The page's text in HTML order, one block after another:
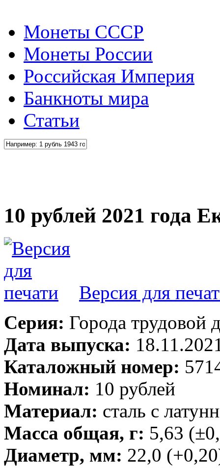
Монеты СССР
Монеты России
Российская Империя
Банкноты мира
Статьи
10 рублей 2021 года
Версия для
Серия: Города трудовой
Дата выпуска:
Каталожный номер:
Номинал: 10 рублей
Материал: сталь с
Масса общая, г: 5,63
Диаметр, мм: 22,0